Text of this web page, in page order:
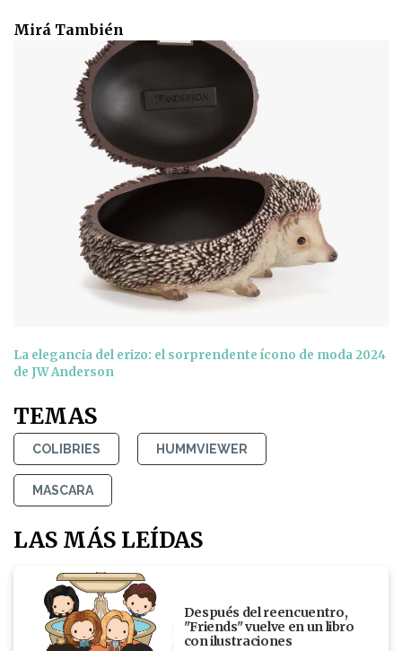
Mirá También
La elegancia del erizo: el sorprendente ícono de moda 2024
de JW Anderson
TEMAS
COLIBRIES HUMMVIEWER
MASCARA
LAS MÁS LEÍDAS
Después del reencuentro,
"Friends" vuelve en un libro
con ilustraciones